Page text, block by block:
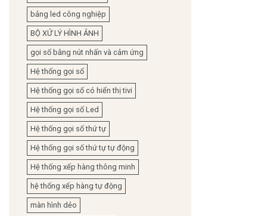
bảng led công nghiệp
BỘ XỬ LÝ HÌNH ẢNH
gọi số bằng nút nhấn và cảm ứng
Hệ thống gọi số
Hệ thống gọi số có hiển thị tivi
Hệ thống gọi số Led
Hệ thống gọi số thứ tự
Hệ thống gọi số thứ tự tự động
Hệ thống xếp hàng thông minh
hệ thống xếp hàng tự động
màn hình dẻo